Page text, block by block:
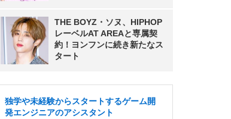
THE BOYZ・ソヌ、HIPHOP
レーベルAT AREAと専属契
約！ヨンフンに続き新たなス
タート
独学や未経験からスタートするゲーム開
発エンジニアのアシスタント